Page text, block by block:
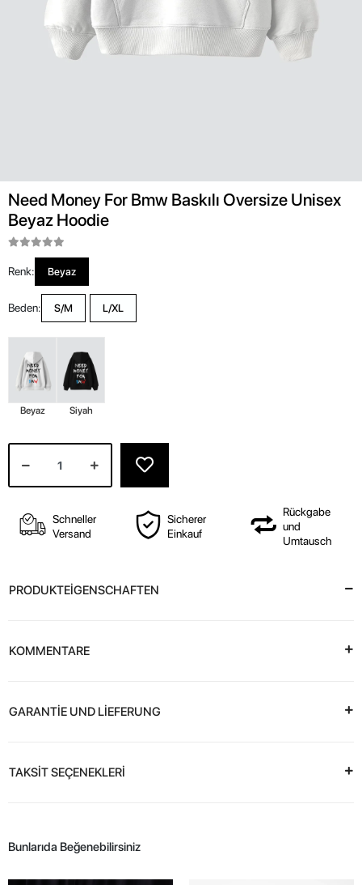
Need Money For Bmw Baskılı Oversize Unisex
Beyaz Hoodie
Renk: Beyaz
Beden: S/M L/XL
Beyaz Siyah
Schneller
Versand
Sicherer
Einkauf
Rückgabe
und
Umtausch
PRODUKTEİGENSCHAFTEN
KOMMENTARE
GARANTİE UND LİEFERUNG
TAKSİT SEÇENEKLERİ
Bunlarıda Beğenebilirsiniz